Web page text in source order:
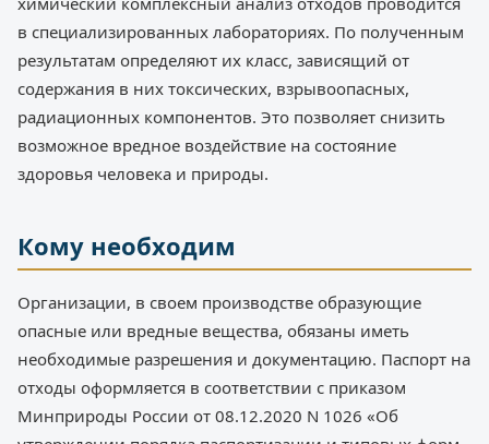
в специализированных лабораториях. По полученным
результатам определяют их класс, зависящий от
содержания в них токсических, взрывоопасных,
радиационных компонентов. Это позволяет снизить
возможное вредное воздействие на состояние
здоровья человека и природы.
Кому необходим
Организации, в своем производстве образующие
опасные или вредные вещества, обязаны иметь
необходимые разрешения и документацию. Паспорт на
отходы оформляется в соответствии с приказом
Минприроды России от 08.12.2020 N 1026 «Об